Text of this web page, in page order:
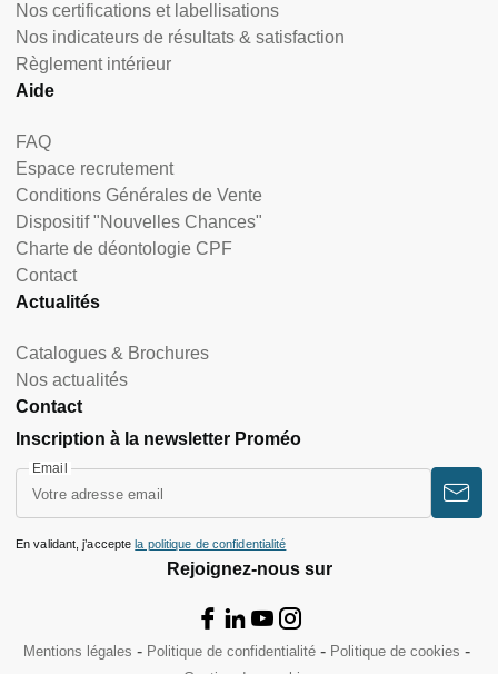
Nos certifications et labellisations
Nos indicateurs de résultats & satisfaction
Règlement intérieur
Aide
FAQ
Espace recrutement
Conditions Générales de Vente
Dispositif "Nouvelles Chances"
Charte de déontologie CPF
Contact
Actualités
Catalogues & Brochures
Nos actualités
Contact
Rejoignez-nous sur
Inscription à la newsletter Proméo
Email
En validant, j’accepte la politique de confidentialité
Mentions légales Politique de confidentialité
Politique de cookies